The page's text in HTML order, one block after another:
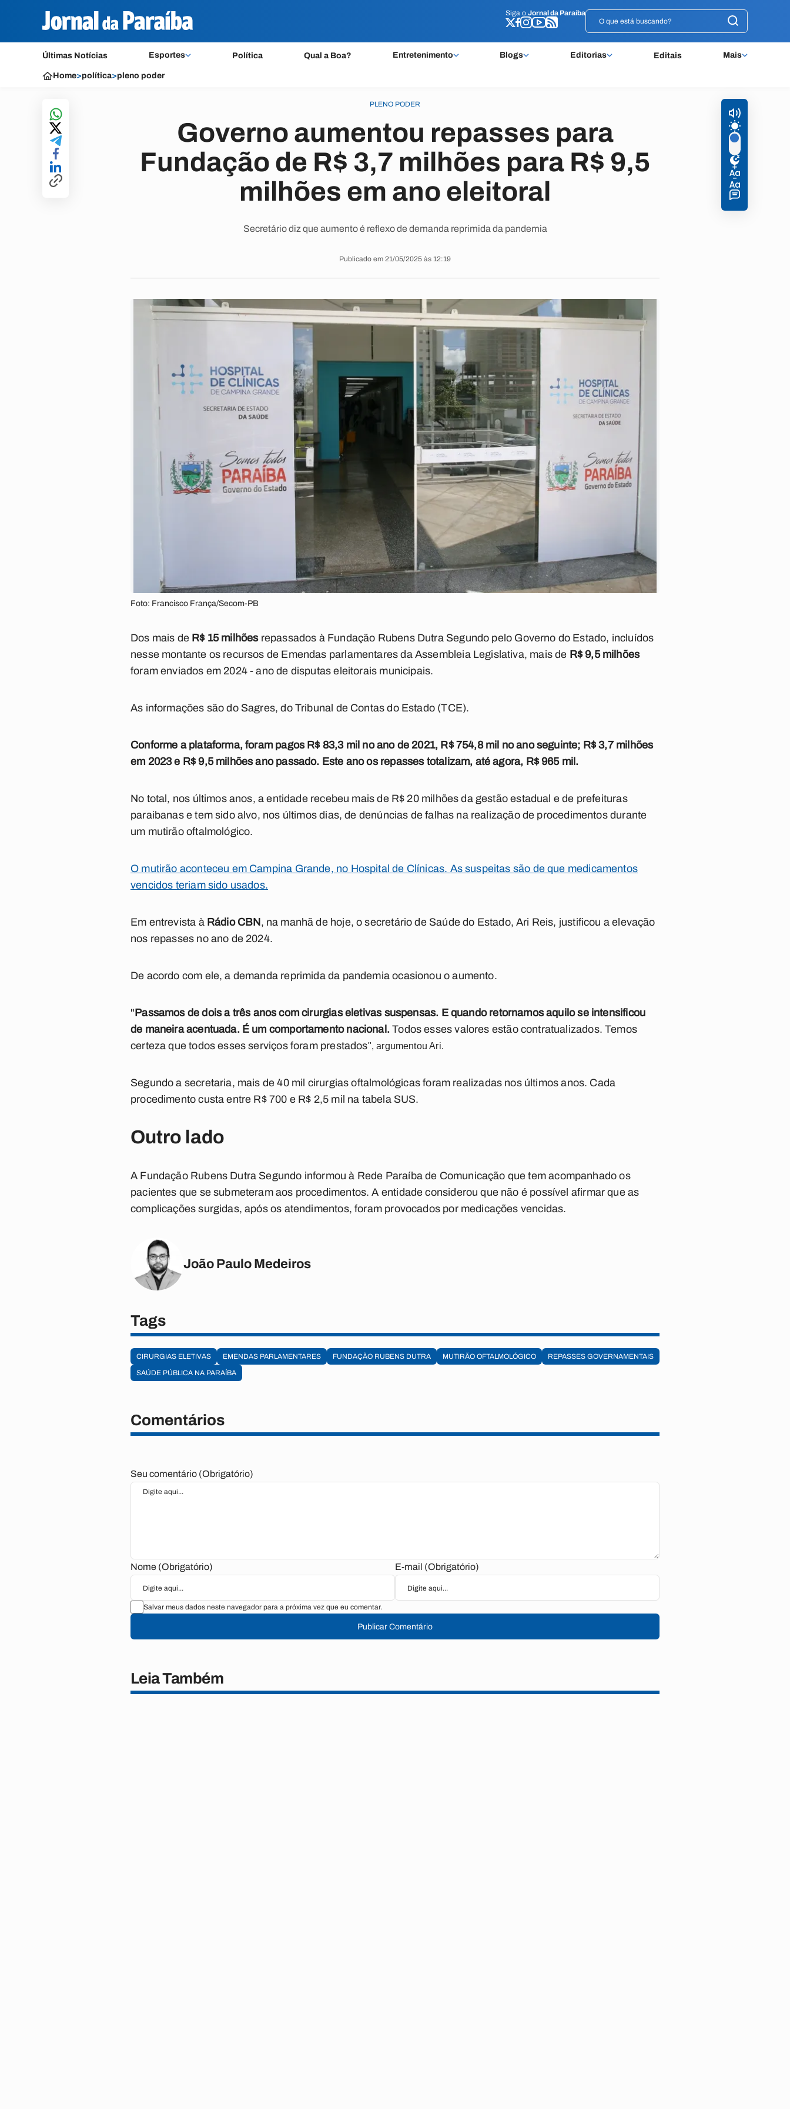
Siga o Jornal da Paraíba
Últimas Notícias Esportes Política Qual a Boa? Entretenimento Blogs Editorias Editais Mais
Siga o Jornal da Paraíba
Home>política>pleno poder
PLENO PODER
Governo aumentou repasses para
Fundação de R$ 3,7 milhões para R$ 9,5
milhões em ano eleitoral
Secretário diz que aumento é reflexo de demanda reprimida da pandemia
Publicado em 21/05/2025 às 12:19
Foto: Francisco França/Secom-PB
Dos mais de R$ 15 milhõesrepassados à Fundação Rubens Dutra Segundo pelo Governo do Estado, incluídos
nesse montante os recursos de Emendas parlamentares da Assembleia Legislativa, mais de R$ 9,5 milhões
foram enviados em 2024 - ano de disputas eleitorais municipais.
As informações são do Sagres, do Tribunal de Contas do Estado (TCE).
Conforme a plataforma, foram pagos R$ 83,3 mil no ano de 2021, R$ 754,8 mil no ano seguinte; R$ 3,7 milhões
em 2023 e R$ 9,5 milhões ano passado. Este ano os repasses totalizam, até agora, R$ 965 mil.
No total, nos últimos anos, a entidade recebeu mais de R$ 20 milhões da gestão estadual e de prefeituras
paraibanas e tem sido alvo, nos últimos dias, de denúncias de falhas na realização de procedimentos durante
um mutirão oftalmológico.
O mutirão aconteceu em Campina Grande, no Hospital de Clínicas. As suspeitas são de que medicamentos
vencidos teriam sido usados.
Em entrevista à Rádio CBN , na manhã de hoje, o secretário de Saúde do Estado, Ari Reis, justificou a elevação
nos repasses no ano de 2024.
De acordo com ele, a demanda reprimida da pandemia ocasionou o aumento.
" Passamos de dois a três anos com cirurgias eletivas suspensas. Equando retornamos aquilo se intensificou
de maneira acentuada. É um comportamento nacional. Todos esses valores estão contratualizados. Temos
certeza que todos esses serviços foram prestados", argumentou Ari.
Segundo a secretaria, mais de 40 mil cirurgias oftalmológicas foram realizadas nos últimos anos. Cada
procedimento custa entre R$700 e R$ 2,5 mil na tabela SUS.
Outro lado
A Fundação Rubens Dutra Segundo informou à Rede Paraíba de Comunicação que tem acompanhado os
pacientes que se submeteram aos procedimentos. A entidade considerou que não é possível afirmar que as
complicações surgidas, após os atendimentos, foram provocados por medicações vencidas.
João Paulo Medeiros
Tags
CIRURGIAS ELETIVAS EMENDAS PARLAMENTARES FUNDAÇÃO RUBENS DUTRA MUTIRÃO OFTALMOLÓGICO
REPASSES GOVERNAMENTAIS
SAÚDE PÚBLICA NA PARAÍBA
Comentários
Seu comentário (Obrigatório)
Nome (Obrigatório) E-mail (Obrigatório)
Salvar meus dados neste navegador para a próxima vez que eu comentar.
Publicar Comentário
Leia Também